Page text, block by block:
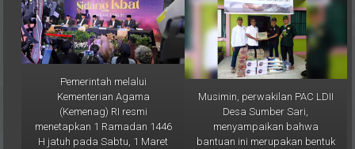
Pemerintah melalui
Kementerian Agama
(Kemenag) RI resmi
menetapkan 1 Ramadan 1446
H jatuh pada Sabtu, 1 Maret
2025. Keputusan ini
Musimin, perwakilan PAC LDII
Desa Sumber Sari,
menyampaikan bahwa
bantuan ini merupakan bentuk
nyata kepedulian LDII